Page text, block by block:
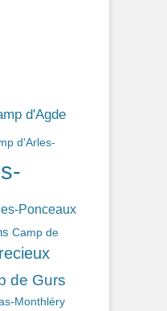
b/114372604835066525589/
in/gigi-
d'Agde
d'Arles-
Ponceaux
Camp de
de Gurs
Monthléry